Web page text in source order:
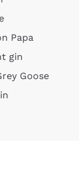
Papa
gin
Goose